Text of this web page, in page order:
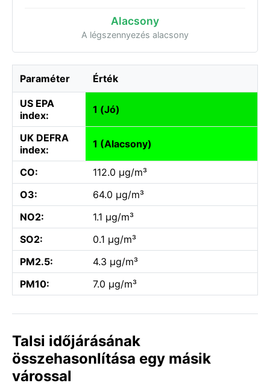
Alacsony
A légszennyezés alacsony
Paraméter Érték
US EPA
index:
1 (Jó)
UK DEFRA
index:
1 (Alacsony)
CO:
112.0 µg/m³
O3:
64.0 µg/m³
NO2:
1.1 µg/m³
SO2:
0.1 µg/m³
PM2.5:
4.3 µg/m³
PM10:
7.0 µg/m³
Talsi időjárásának
összehasonlítása egy másik
várossal